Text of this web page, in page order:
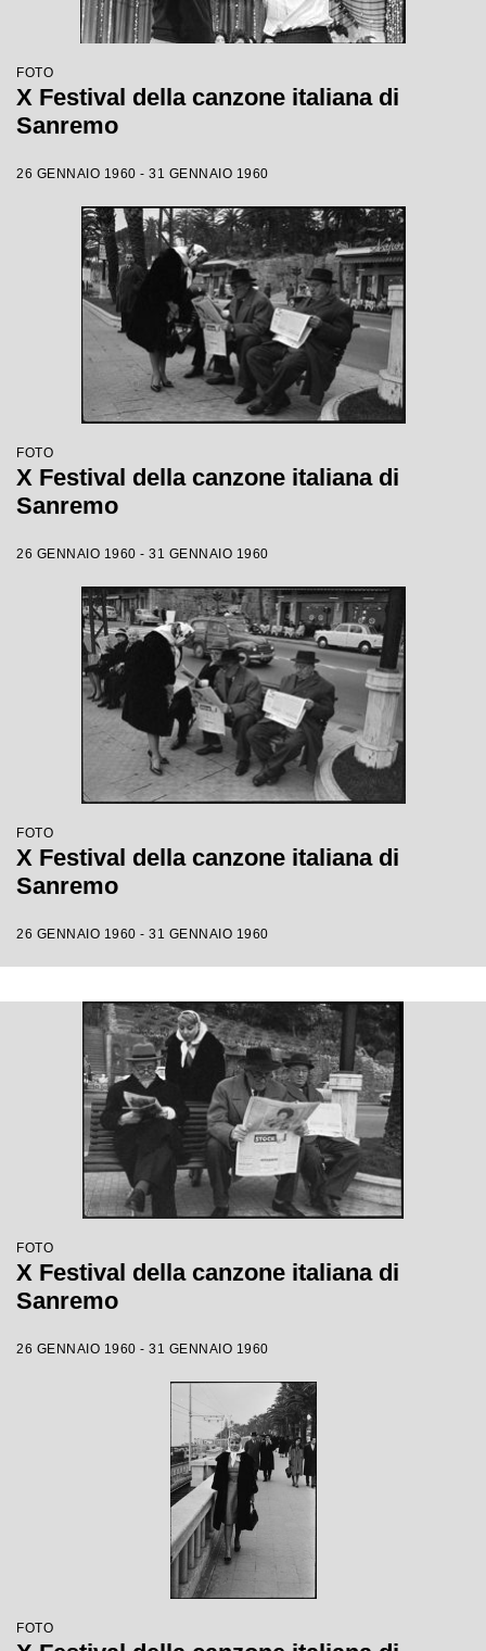
FOTO
X Festival della canzone italiana di
Sanremo
26 GENNAIO 1960 - 31 GENNAIO 1960
FOTO
X Festival della canzone italiana di
Sanremo
26 GENNAIO 1960 - 31 GENNAIO 1960
FOTO
X Festival della canzone italiana di
Sanremo
26 GENNAIO 1960 - 31 GENNAIO 1960
FOTO
X Festival della canzone italiana di
Sanremo
26 GENNAIO 1960 - 31 GENNAIO 1960
FOTO